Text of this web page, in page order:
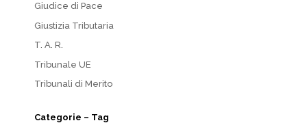
Giudice di Pace
Giustizia Tributaria
T. A. R.
Tribunale UE
Tribunali di Merito
Categorie – Tag